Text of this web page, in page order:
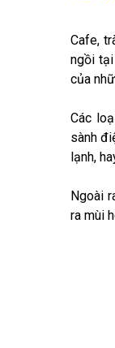
Cafe,
ngồi tại
của
Các
sành
lạnh,
Ngoài
ra mùi